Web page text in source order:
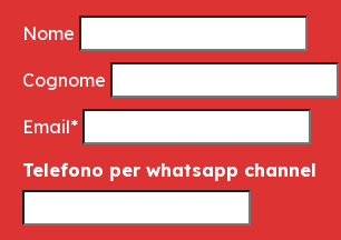
Nome
Cognome
Email*
Telefono per whatsapp channel